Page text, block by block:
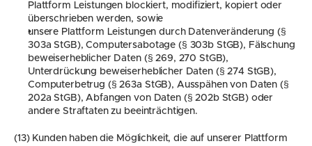
Plattform Leistungen blockiert, modifiziert, kopiert oder
überschrieben werden, sowie
unsere Plattform Leistungen durch Datenveränderung (§
303a StGB), Computersabotage (§ 303b StGB), Fälschung
beweiserheblicher Daten (§ 269, 270 StGB),
Unterdrückung beweiserheblicher Daten (§ 274 StGB),
Computerbetrug (§ 263a StGB), Ausspähen von Daten (§
202a StGB), Abfangen von Daten (§ 202b StGB) oder
andere Straftaten zu beeinträchtigen.
(13) Kunden haben die Möglichkeit, die auf unserer Plattform